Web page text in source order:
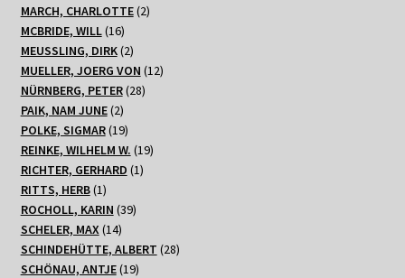
Produkte
MARCH, CHARLOTTE 22
MCBRIDE, WILL 1616
Produkte
MEUSSLING, DIRK 22
Produkte
MUELLER, JOERG VON 1212
NÜRNBERG, PETER 2828
PAIK, NAM JUNE 22
Produkte
POLKE, SIGMAR 1919
Produkte
REINKE, WILHELM W. 1919
RICHTER, GERHARD 11
RITTS, HERB 11
Produkt
ROCHOLL, KARIN 3939
SCHELER, MAX 1414
Produkte
SCHINDEHÜTTE, ALBERT 2828
SCHÖNAU, ANTJE 1919